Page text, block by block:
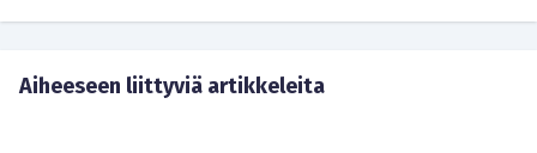
Aiheeseen liittyviä artikkeleita